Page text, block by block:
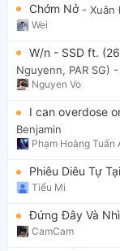
Chớm Nở - Xuân
Wei
W/n - SSD ft.
Nguyenn, PAR SG) -
Nguyen Vo
I can overdose
Benjamin
Phạm Hoàng Tuấn
Phiêu Diêu Tự Tại
Tiểu Mi
Đứng Đây Và
CamCam